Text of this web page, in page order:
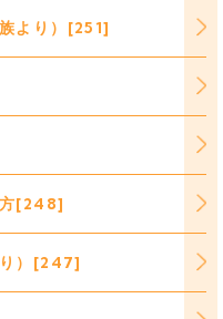
より）[251]
方[248]
り）[247]